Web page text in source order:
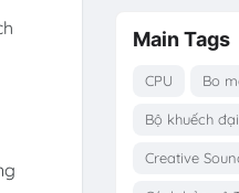
Main Tags
CPU Bo
Bộ khuếch
Creative